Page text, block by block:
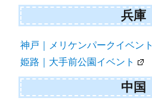
兵庫
神戸｜メリケンパークイベント
姫路｜大手前公園イベント
中国